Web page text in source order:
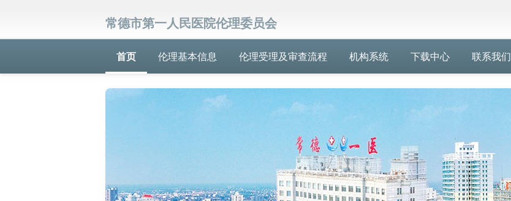
常德市第一人民医院伦理委员会
首页 伦理基本信息 伦理受理及审查流程 机构系统 下载中心 联系我们